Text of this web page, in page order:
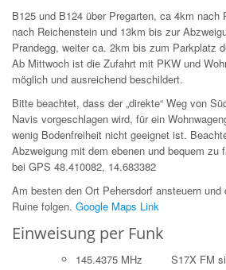
B125 und B124 über Pregarten, ca 4km nach
nach Reichenstein und 13km bis zur
Prandegg, weiter ca. 2km bis zum Parkplatz
Ab Mittwoch ist die Zufahrt mit PKW und
möglich und ausreichend beschildert.
Bitte beachtet, dass der „direkte“ Weg von
Navis vorgeschlagen wird, für ein
wenig Bodenfreiheit nicht geeignet ist.
Abzweigung mit dem ebenen und bequem zu
bei GPS 48.410082, 14.683382
Am besten den Ort Pehersdorf ansteuern
Ruine folgen. Google Maps Link
Einweisung per Funk
145.4375 MHz S17X FM